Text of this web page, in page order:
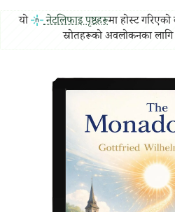
यो नेटलिफाइ पृष्ठहरूमा होस्ट
स्रोतहरूको अवलोकनका लागि